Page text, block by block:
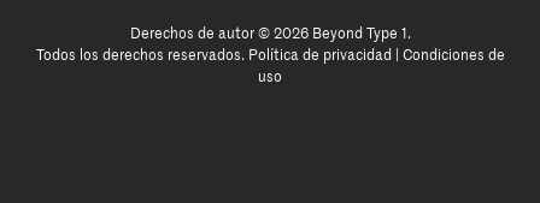
Derechos de autor © 2026 Beyond Type 1.
Todos los derechos reservados. Política de privacidad
Condiciones de
uso